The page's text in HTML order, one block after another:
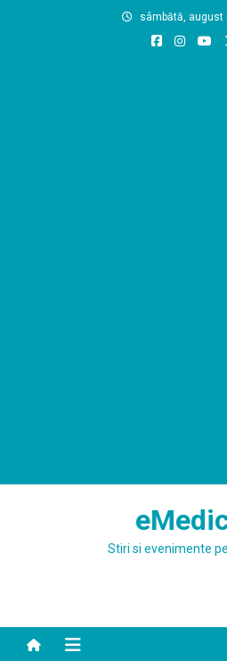
sâmbătă, august
Stiri si evenimente